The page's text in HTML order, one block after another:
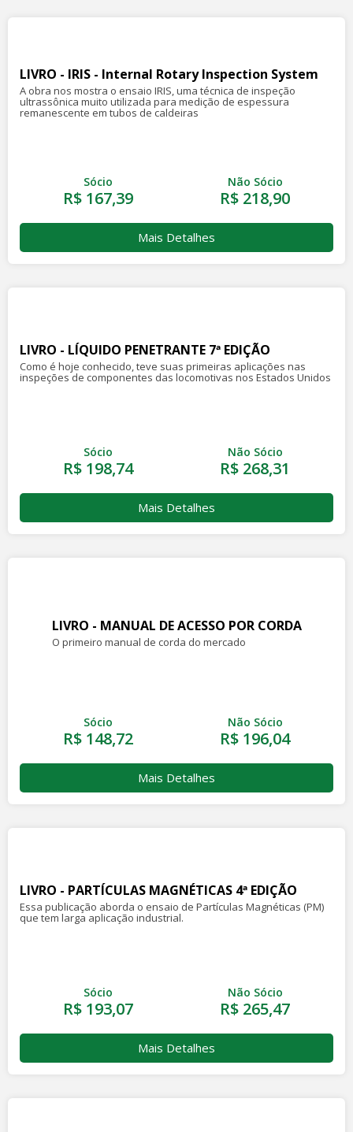
LIVRO - IRIS - Internal Rotary Inspection System
A obra nos mostra o ensaio IRIS, uma técnica de inspeção
ultrassônica muito utilizada para medição de espessura
remanescente em tubos de caldeiras
Sócio
R$ 167,39
Não Sócio
R$ 218,90
Mais Detalhes
LIVRO - LÍQUIDO PENETRANTE 7ª EDIÇÃO
Como é hoje conhecido, teve suas primeiras aplicações nas
inspeções de componentes das locomotivas nos Estados Unidos
Sócio
R$ 198,74
Não Sócio
R$ 268,31
Mais Detalhes
LIVRO - MANUAL DE ACESSO POR CORDA
O primeiro manual de corda do mercado
Sócio
R$ 148,72
Não Sócio
R$ 196,04
Mais Detalhes
LIVRO - PARTÍCULAS MAGNÉTICAS 4ª EDIÇÃO
Essa publicação aborda o ensaio de Partículas Magnéticas (PM)
que tem larga aplicação industrial.
Sócio
R$ 193,07
Não Sócio
R$ 265,47
Mais Detalhes